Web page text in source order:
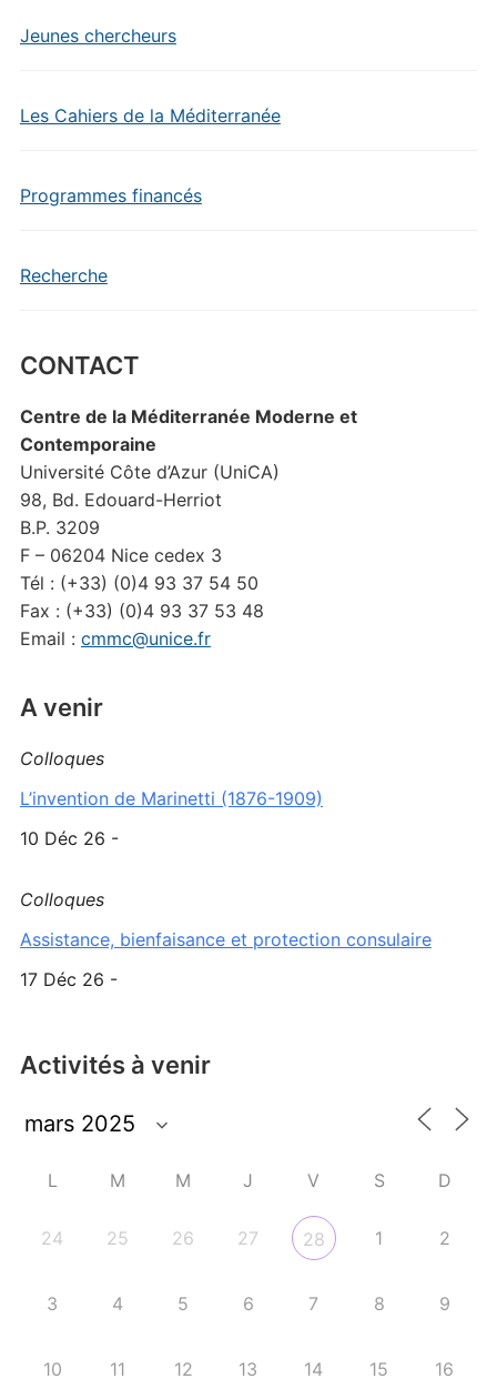
Jeunes chercheurs
Les Cahiers de la Méditerranée
Programmes financés
Recherche
CONTACT
Centre de la Méditerranée Moderne et
Contemporaine
Université Côte d’Azur (UniCA)
98, Bd. Edouard-Herriot
B.P. 3209
F – 06204 Nice cedex 3
Tél : (+33) (0)4 93 37 54 50
Fax : (+33) (0)4 93 37 53 48
Email : cmmc@unice.fr
A venir
Colloques
L’invention de Marinetti (1876-1909)
10 Déc 26 -
Colloques
Assistance, bienfaisance et protection consulaire
17 Déc 26 -
Activités à venir
L M M J V S D
24 25 26 27 28 1 2
3 4 5 6 7 8 9
10 11 12 13 14 15 16